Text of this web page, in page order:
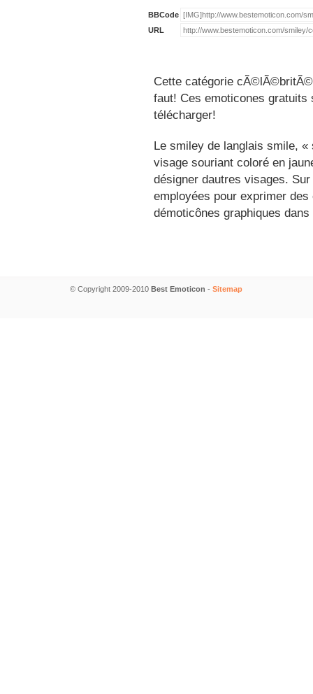
BBCode
URL
Cette catégorie
faut! Ces emoticones
télécharger!
Le smiley de langlais smile,
visage souriant coloré en
désigner dautres visages.
employées pour exprimer
démoticônes graphiques
© Copyright 2009-2010 Best Emoticon - Sitemap